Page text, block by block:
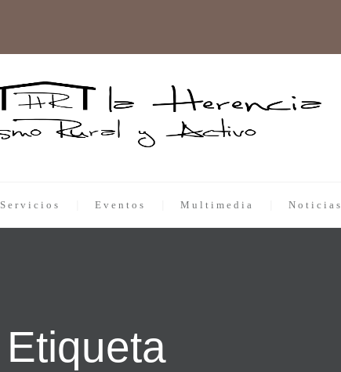
Servicios Eventos Multimedia Noticias
Etiqueta